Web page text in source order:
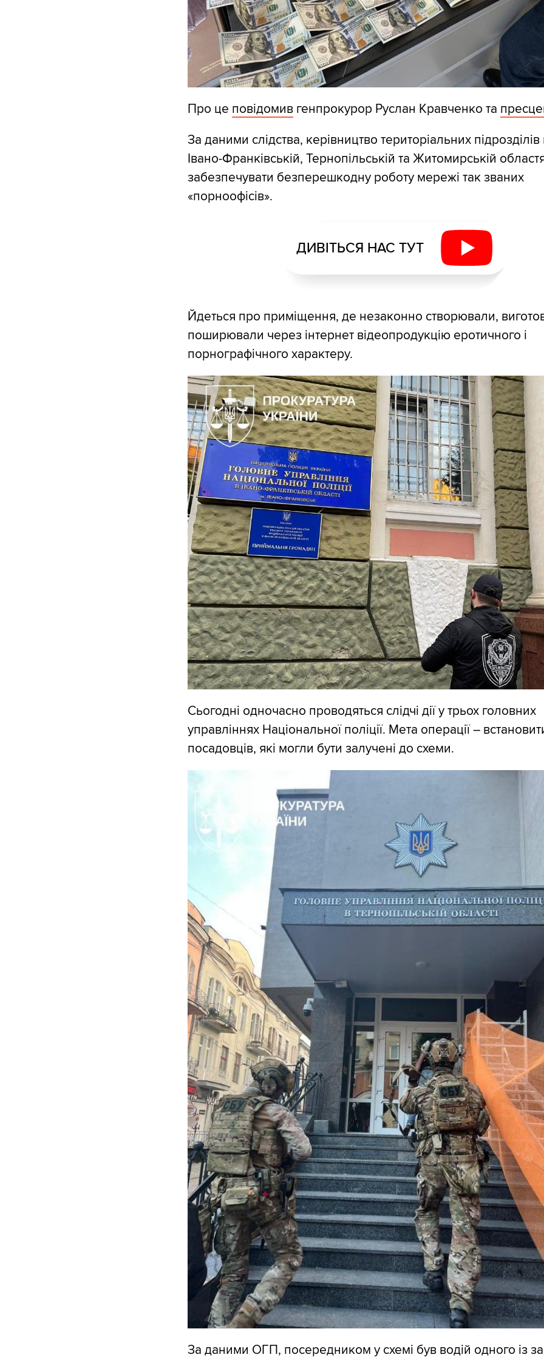
Про це повідомивгенпрокурор Руслан Кравченко та
За даними слідства, керівництво територіальних підрозділів
Івано-Франківській, Тернопільській та Житомирській
забезпечувати безперешкодну роботу мережі так званих
«порноофісів».
ДИВІТЬСЯ НАС ТУТ
Йдеться про приміщення, де незаконно створювали,
поширювали через інтернет відеопродукцію еротичного і
порнографічного характеру.
Сьогодні одночасно проводяться слідчі дії у трьох головних
управліннях Національної поліції. Мета операції –
посадовців, які могли бути залучені до схеми.
За даними ОГП, посередником у схемі був водій одного із